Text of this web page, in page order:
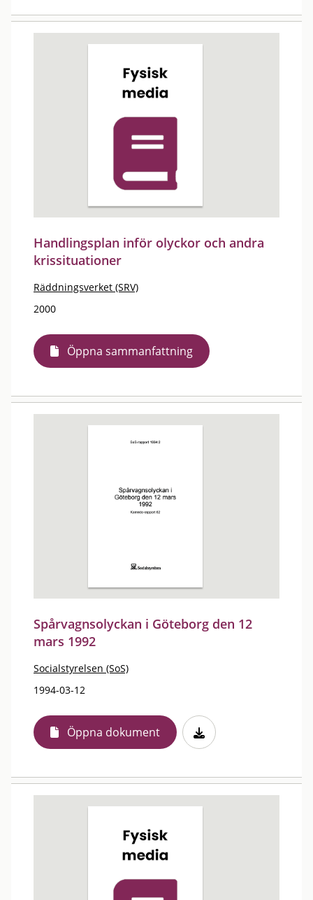
Handlingsplan inför olyckor och andra
krissituationer
Räddningsverket (SRV)
2000
Öppna sammanfattning
Spårvagnsolyckan i Göteborg den 12
mars 1992
Socialstyrelsen (SoS)
1994-03-12
Öppna dokument